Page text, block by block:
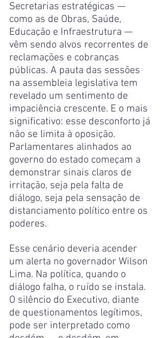
Secretarias estratégicas —
como as de Obras, Saúde,
Educação e Infraestrutura —
vêm sendo alvos recorrentes de
reclamações e cobranças
públicas. A pauta das sessões
na assembleia legislativa tem
revelado um sentimento de
impaciência crescente. E o mais
significativo: esse desconforto já
não se limita à oposição.
Parlamentares alinhados ao
governo do estado começam a
demonstrar sinais claros de
irritação, seja pela falta de
diálogo, seja pela sensação de
distanciamento político entre os
poderes.
Esse cenário deveria acender
um alerta no governador Wilson
Lima. Na política, quando o
diálogo falha, o ruído se instala.
O silêncio do Executivo, diante
de questionamentos legítimos,
pode ser interpretado como